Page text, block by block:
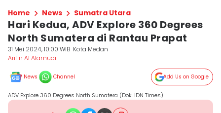
Home News Sumatra Utara
Hari Kedua, ADV Explore 360 Degrees
North Sumatera di Rantau Prapat
31 Mei 2024, 10:00 WIB Kota Medan
Arifin Al Alamudi
News Channel Add Us on Google
ADV Explore 360 Degrees North Sumatera (Dok. IDN Times)